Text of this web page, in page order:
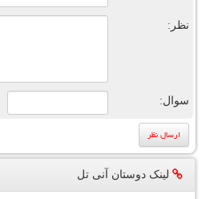
نظر:
سوال:
لینک دوستان آنی تل